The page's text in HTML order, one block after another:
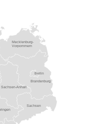
Brandenburg
Mecklenburg-
Vorpommern
Sachsen
Sachsen-Anhalt
Berlin